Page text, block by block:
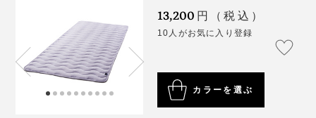
13,200 円（税込）
10人がお気に入り登録
カラーを選ぶ